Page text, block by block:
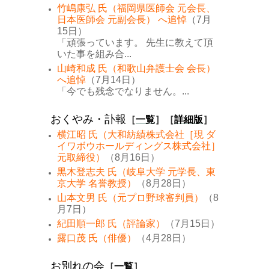
竹嶋康弘 氏（福岡県医師会 元会長、
日本医師会 元副会長） へ追悼 （7月
15日）
「頑張っています。 先生に教えて頂
いた事を組み合...
山崎和成 氏（和歌山弁護士会 会長）
へ追悼 （7月14日）
「今でも残念でなりません。...
おくやみ・訃報 ［一覧］［詳細版］
横江昭 氏（大和紡績株式会社［現 ダ
イワボウホールディングス株式会社］
元取締役）
（8月16日）
黒木登志夫 氏（岐阜大学 元学長、東
京大学 名誉教授）
（8月28日）
山本文男 氏（元プロ野球審判員）
（8
月7日）
紀田順一郎 氏（評論家）
（7月15日）
露口茂 氏（俳優）
（4月28日）
お別れの会 ［一覧］